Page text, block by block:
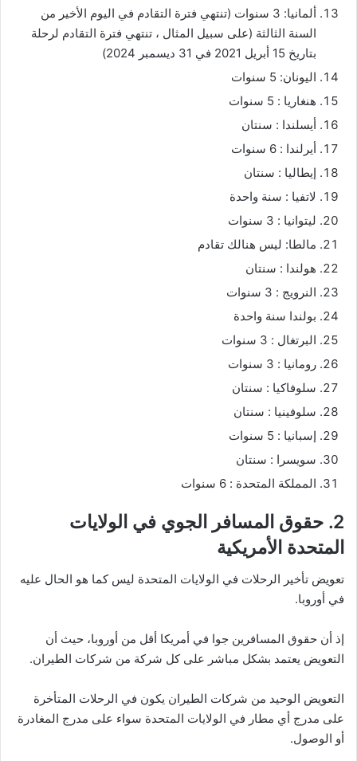
ألمانيا: 3 سنوات (تنتهي فترة التقادم في اليوم الأخير من
السنة الثالثة (على سبيل المثال ، تنتهي فترة التقادم لرحلة
بتاريخ 15 أبريل 2021 في 31 ديسمبر 2024)
اليونان: 5 سنوات
هنغاريا : 5 سنوات
أيسلندا : سنتان
أيرلندا : 6 سنوات
إيطاليا : سنتان
لاتفيا : سنة واحدة
ليتوانيا : 3 سنوات
مالطا: ليس هنالك تقادم
هولندا : سنتان
النرويج : 3 سنوات
بولندا سنة واحدة
البرتغال : 3 سنوات
رومانيا : 3 سنوات
سلوفاكيا : سنتان
سلوفينيا : سنتان
إسبانيا : 5 سنوات
سويسرا : سنتان
المملكة المتحدة : 6 سنوات
2. حقوق المسافر الجوي في الولايات
المتحدة الأمريكية
تعويض تأخير الرحلات في الولايات المتحدة ليس كما هو الحال عليه
في أوروبا.
إذ أن حقوق المسافرين جوا في أمريكا أقل من أوروبا، حيث أن
التعويض يعتمد بشكل مباشر على كل شركة من شركات الطيران.
التعويض الوحيد من شركات الطيران يكون في الرحلات المتأخرة
على مدرج أي مطار في الولايات المتحدة سواء على مدرج المغادرة
أو الوصول.